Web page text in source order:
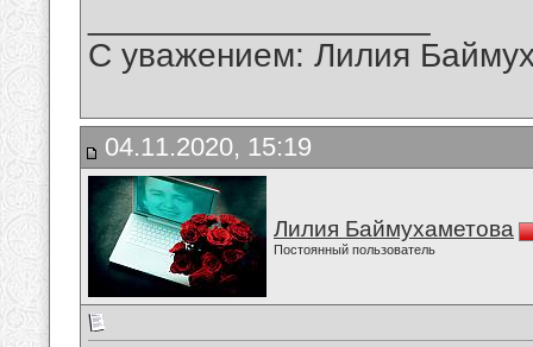
С уважением: Лилия
04.11.2020, 15:19
Лилия Баймухаметова
Постоянный пользователь